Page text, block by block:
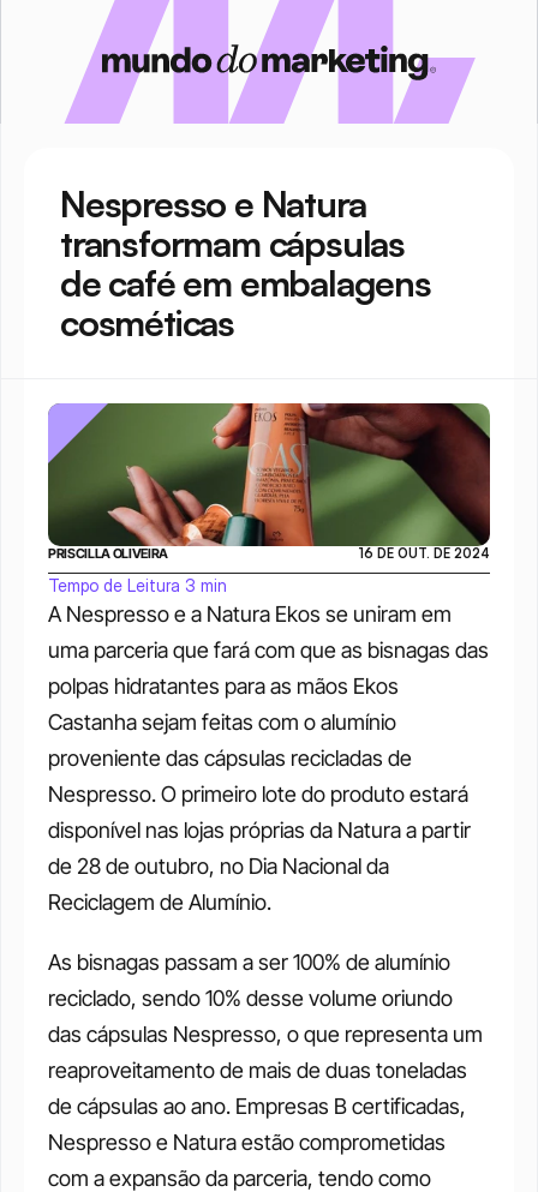
Nespresso e Natura
transformam cápsulas
de café em embalagens
cosméticas
A Nespresso e a Natura Ekos se uniram em
uma parceria que fará com que as bisnagas das
polpas hidratantes para as mãos Ekos
Castanha sejam feitas com o alumínio
proveniente das cápsulas recicladas de
Nespresso. O primeiro lote do produto estará
disponível nas lojas próprias da Natura a partir
de 28 de outubro, no Dia Nacional da
Reciclagem de Alumínio.
As bisnagas passam a ser 100% de alumínio
reciclado, sendo 10% desse volume oriundo
das cápsulas Nespresso, o que representa um
reaproveitamento de mais de duas toneladas
de cápsulas ao ano. Empresas B certificadas,
Nespresso e Natura estão comprometidas
com a expansão da parceria, tendo como
PRISCILLA OLIVEIRA 16 DE OUT. DE 2024
Tempo de Leitura 3 min